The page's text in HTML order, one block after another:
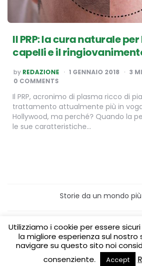
Il PRP: la cura naturale
capelli e il
POSTED
BY
by REDAZIONE 1 GENNAIO 2018 3
0 COMMENTS
Il PRP, acronimo di plasma ricco di
trattamento attualmente più in
Hollywood, ma perché? Quando la
le sue caratteristiche…
Storie da un mondo
Home
Turismo
Laboratori/Visite per le
Green content per aziende
Utilizziamo i cookie per essere
la migliore esperienza sul nostro
navigare su questo sito noi
consenziente.
Accept